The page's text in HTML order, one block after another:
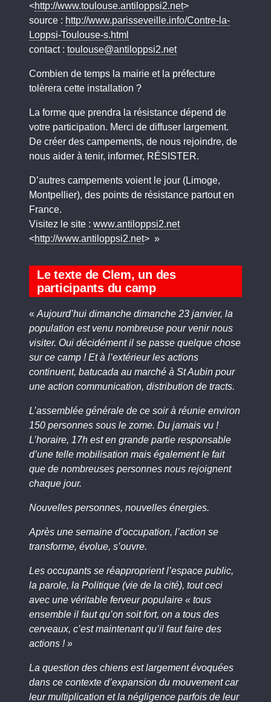
<http://www.toulouse.antiloppsi2.net>
source : http://www.parisseveille.info/Contre-la-
Loppsi-Toulouse-s.html
contact : toulouse@antiloppsi2.net
Combien de temps la mairie et la préfecture
tolèrera cette installation ?
La forme que prendra la résistance dépend de
votre participation. Merci de diffuser largement.
De créer des campements, de nous rejoindre, de
nous aider à tenir, informer, RÉSISTER.
D’autres campements voient le jour (Limoge,
Montpellier), des points de résistance partout en
France.
Visitez le site : www.antiloppsi2.net
<http://www.antiloppsi2.net> »
Le texte de Clem, un des
participants du camp
« Aujourd’hui dimanche dimanche 23 janvier, la
population est venu nombreuse pour venir nous
visiter. Oui décidément il se passe quelque chose
sur ce camp ! Et à l’extérieur les actions
continuent, batucada au marché à St Aubin pour
une action communication, distribution de tracts.
L’assemblée générale de ce soir à réunie environ
150 personnes sous le zome. Du jamais vu !
L’horaire, 17h est en grande partie responsable
d’une telle mobilisation mais également le fait
que de nombreuses personnes nous rejoignent
chaque jour.
Nouvelles personnes, nouvelles énergies.
Après une semaine d’occupation, l’action se
transforme, évolue, s’ouvre.
Les occupants se réapproprient l’espace public,
la parole, la Politique (vie de la cité), tout ceci
avec une véritable ferveur populaire « tous
ensemble il faut qu’on soit fort, on a tous des
cerveaux, c’est maintenant qu’il faut faire des
actions ! »
La question des chiens est largement évoquées
dans ce contexte d’expansion du mouvement car
leur multiplication et la négligence parfois de leur